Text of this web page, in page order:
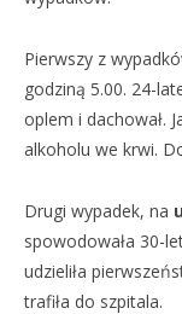
Pierwszy z
godziną 5.00. 24-
oplem i dachował.
alkoholu we krwi.
Drugi wypadek, na
spowodowała 30-
udzieliła
trafiła do szpitala.